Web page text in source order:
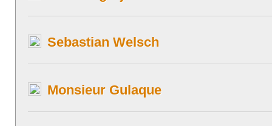
Sebastian Welsch
Monsieur Gulaque